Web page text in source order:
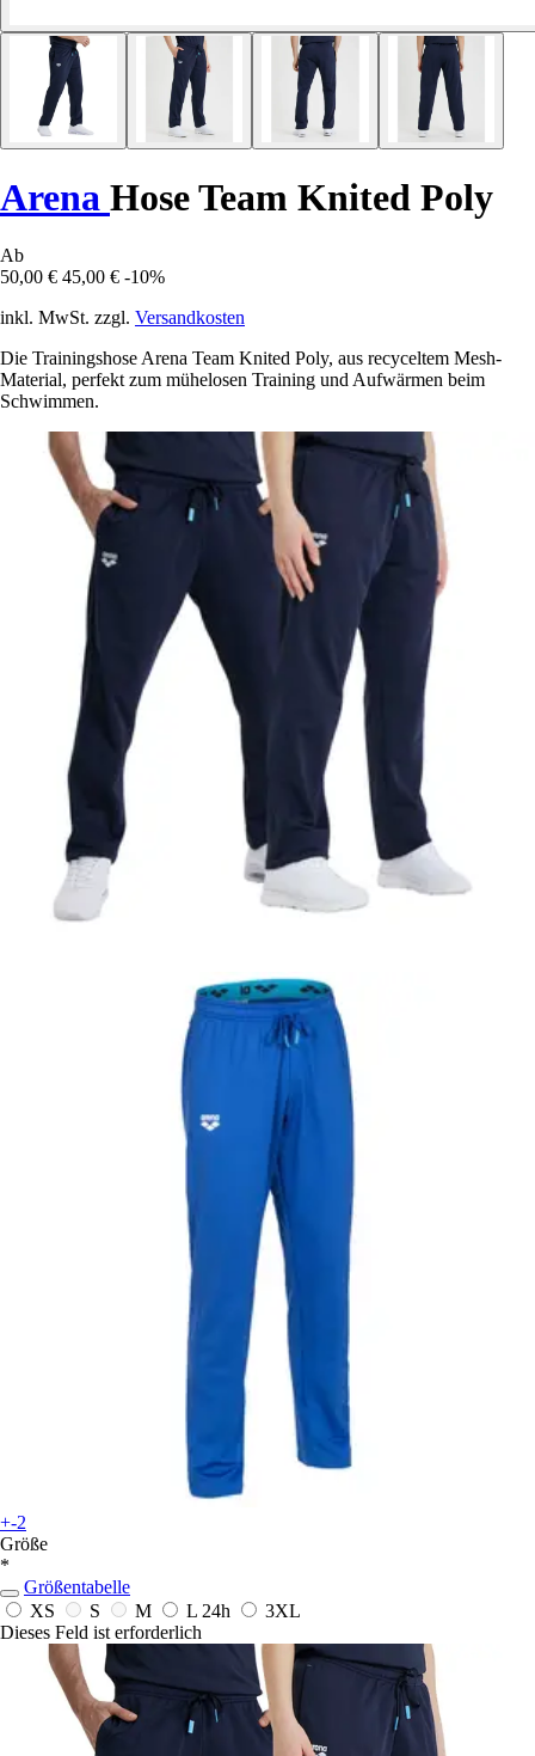
Arena Hose Team Knited Poly
Ab
50,00 € 45,00 € -10%
inkl. MwSt. zzgl. Versandkosten
Die Trainingshose Arena Team Knited Poly, aus recyceltem Mesh-
Material, perfekt zum mühelosen Training und Aufwärmen beim
Schwimmen.
+-2
Größe
*
Größentabelle
XS
S M L 24h
3XL
Dieses Feld ist erforderlich